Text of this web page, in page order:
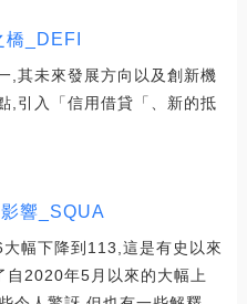
_DEFI
,其未來發展方向以及創新機
,引入「信用借貸「、新的抵
響_SQUA
幅下降到113,這是有史以來
自2020年5月以來的大幅上